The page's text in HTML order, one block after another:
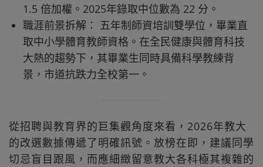
1.5 倍加權。2025年錄取中位數為 22 分。
職涯前景拆解： 五年制師資培訓雙學位，畢業直
取中小學體育教師資格。在全民健康與體育科技
大熱的趨勢下，其畢業生同時具備科學教練背
景，市道抗跌力全校第一。
從招聘與教育界的巨集觀角度來看，2026年教大
的改選數據傳遞了明確訊號。放榜在即，建議同學
切忌盲目跟風，而應細緻留意教大各科極其複雜的